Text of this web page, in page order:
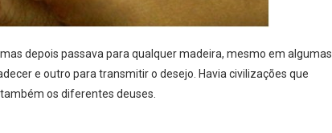
depois passava para qualquer madeira, mesmo em algumas
e outro para transmitir o desejo. Havia civilizações que
os diferentes deuses.